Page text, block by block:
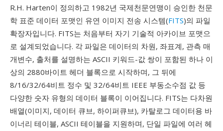
R.H. Harten이 정의하고 1982년 국제천문연맹이 승인한 천문
학 표준 데이터 포맷인 유연 이미지 전송 시스템(FITS)의 파일
확장자입니다. FITS는 처음부터 자기 기술적 아카이브 포맷으
로 설계되었습니다. 각 파일은 데이터의 차원, 좌표계, 관측 매
개변수, 출처를 설명하는 ASCII 키워드-값 쌍이 포함된 하나 이
상의 2880바이트 헤더 블록으로 시작하며, 그 뒤에
8/16/32/64비트 정수 및 32/64비트 IEEE 부동소수점 값 등
다양한 숫자 유형의 데이터 블록이 이어집니다. FITS는 다차원
배열(이미지, 데이터 큐브, 하이퍼큐브), 카탈로그 데이터용 바
이너리 테이블, ASCII 테이블을 지원하며, 단일 파일에 여러 헤